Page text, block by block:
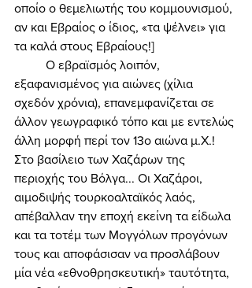
οποίο ο θεμελιωτής του κομμουνισμού,
αν και Εβραίος ο ίδιος, «τα ψέλνει» για
τα καλά στους Εβραίους!]
εξαφανισμένος για αιώνες (χίλια
σχεδόν χρόνια), επανεμφανίζεται σε
άλλον γεωγραφικό τόπο και με εντελώς
άλλη μορφή περί τον 13ο αιώνα μ.Χ.!
Στο βασίλειο των Χαζάρων της
περιοχής του Βόλγα... Οι Χαζάροι,
αιμοδιψής τουρκοαλταϊκός λαός,
απέβαλλαν την εποχή εκείνη τα είδωλα
και τα τοτέμ των Μογγόλων προγόνων
τους και αποφάσισαν να προσλάβουν
μία νέα «εθνοθρησκευτική» ταυτότητα,